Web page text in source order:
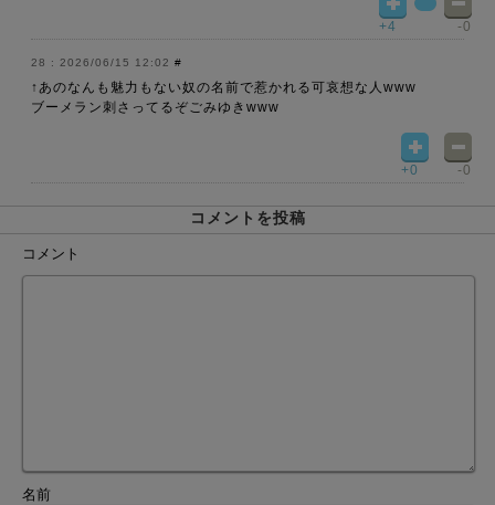
+4 -0
2026/06/15 12:02 #
↑あのなんも魅力もない奴の名前で惹かれる可哀想な人www
ブーメラン刺さってるぞごみゆきwww
+0 -0
コメントを投稿
コメント
名前